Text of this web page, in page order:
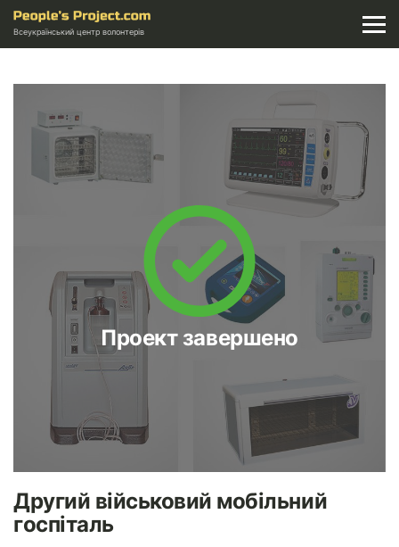
Всеукраїнський центр волонтерів
Проект завершено
Другий військовий мобільний
госпіталь